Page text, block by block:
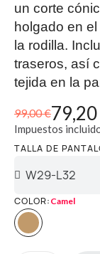
un corte
holgado en
la rodilla.
traseros, así
tejida en la
99,00 €
Impuestos
TALLA DE
COLOR Camel